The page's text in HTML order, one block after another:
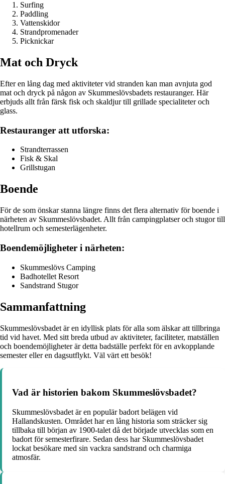
Surfing
Paddling
Vattenskidor
Strandpromenader
Picknickar
Mat och Dryck
Efter en lång dag med aktiviteter vid stranden kan man avnjuta god
mat och dryck på någon av Skummeslövsbadets restauranger. Här
erbjuds allt från färsk fisk och skaldjur till grillade specialiteter och
glass.
Restauranger att utforska:
Strandterrassen
Fisk & Skal
Grillstugan
Boende
För de som önskar stanna längre finns det flera alternativ för boende i
närheten av Skummeslövsbadet. Allt från campingplatser och stugor till
hotellrum och semesterlägenheter.
Boendemöjligheter i närheten:
Skummeslövs Camping
Badhotellet Resort
Sandstrand Stugor
Sammanfattning
Skummeslövsbadet är en idyllisk plats för alla som älskar att tillbringa
tid vid havet. Med sitt breda utbud av aktiviteter, faciliteter, matställen
och boendemöjligheter är detta badställe perfekt för en avkopplande
semester eller en dagsutflykt. Väl värt ett besök!
Vad är historien bakom Skummeslövsbadet?
Skummeslövsbadet är en populär badort belägen vid
Hallandskusten. Området har en lång historia som sträcker sig
tillbaka till början av 1900-talet då det började utvecklas som en
badort för semesterfirare. Sedan dess har Skummeslövsbadet
lockat besökare med sin vackra sandstrand och charmiga
atmosfär.